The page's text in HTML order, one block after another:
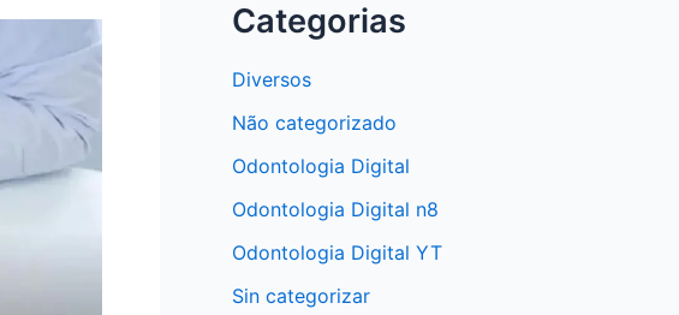
Categorias
Diversos
Não categorizado
Odontologia Digital
Odontologia Digital n8
Odontologia Digital YT
Sin categorizar